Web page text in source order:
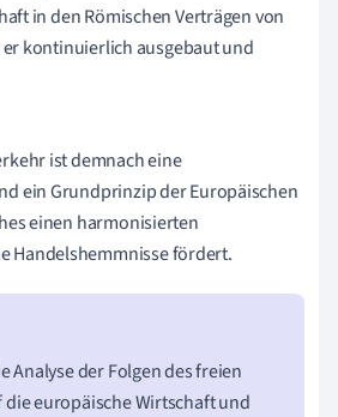
in den Römischen Verträgen von
kontinuierlich ausgebaut und
ist demnach eine
ein Grundprinzip der Europäischen
einen harmonisierten
Handelshemmnisse fördert.
Analyse der Folgen des freien
europäische Wirtschaft und